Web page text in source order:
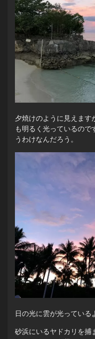
夕焼けのように見えます
も明るく光っているの
うわけなんだろう。
日の光に雲が光っている
砂浜にいるヤドカリを捕